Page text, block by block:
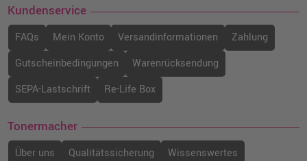
Kundenservice
FAQs Mein Konto Versandinformationen
Zahlung
Gutscheinbedingungen
Warenrücksendung
SEPA-Lastschrift
Re-Life Box
Tonermacher
Über uns Qualitätssicherung
Wissenswertes